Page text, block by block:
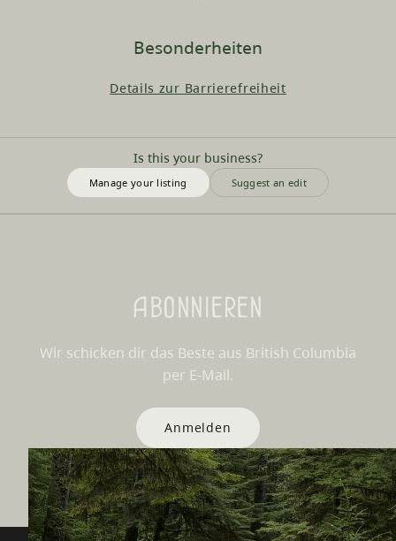
Besonderheiten
Details zur Barrierefreiheit
Is this your business?
Manage your listing Suggest an edit
Abonnieren
Wir schicken dir das Beste aus British Columbia
per E-Mail.
Anmelden